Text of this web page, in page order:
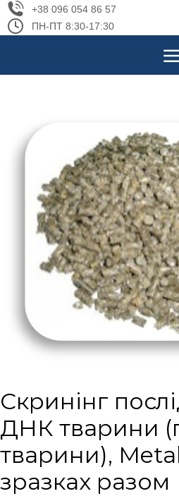
+38 096 054 86 57
ПН-ПТ 8:30-17:30
Cкринінг
ДНК тварини
тварини),
зразках разом